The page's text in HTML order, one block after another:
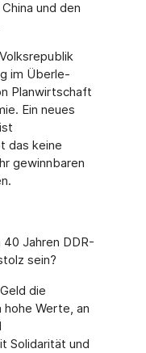
und den
im Überle­
Planwirtschaft
Ein neues
das keine
gewinnbaren
Jahren DDR-
sein?
die
Werte, an
Solidarität und